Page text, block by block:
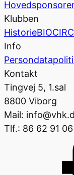
Klubben
Historie
Info
Kontakt
Tingvej 5, 1.sal
8800 Viborg
Mail:
Tlf.: 86 62 91 06